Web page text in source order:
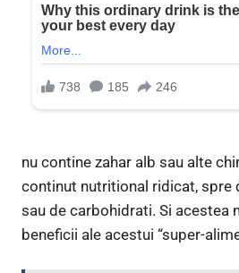
nu contine zahar alb sau alte
continut nutritional ridicat, spre
sau de carbohidrati. Si acestea
beneficii ale acestui “super-